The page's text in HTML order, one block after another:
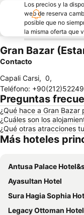
Los precios y la
web de reserva
posible que no
la misma oferta que
Gran Bazar
Contacto
Capali Carsi, 0,
Teléfono:
Preguntas
¿Qué hace a Gran Bazar
¿Cuáles son los
¿Qué otras atracciones
Más hoteles
Antusa Palace
Ayasultan Hotel
Sura Hagia Sophia
Legacy Ottoman Hotel